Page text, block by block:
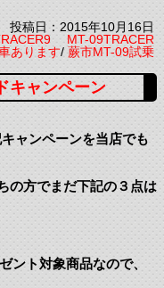
投稿日：2015年10月16日
MT-09TRACER
あります/蕨市MT-09試乗
キャンペーン
ャンペーンを当店でも
の方でまだ下記の３点は
ント対象商品なので、